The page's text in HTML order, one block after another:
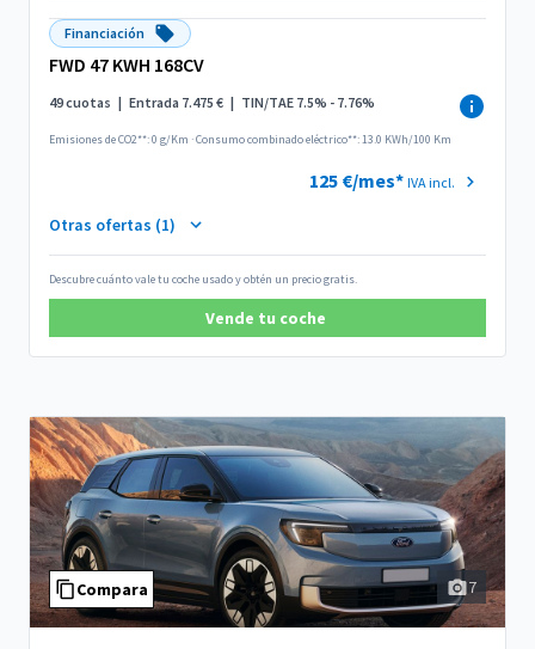
Financiación
FWD 47 KWH 168CV
49 cuotas | Entrada 7.475 € | TIN/TAE 7.5% - 7.76%
Emisiones de CO2**: 0 g/Km ·Consumo combinado eléctrico**: 13.0 KWh/100 Km
125 €/mes* IVA incl.
Otras ofertas (1)
Descubre cuánto vale tu coche usado y obtén un precio gratis.
Vende tu coche
Compara 7